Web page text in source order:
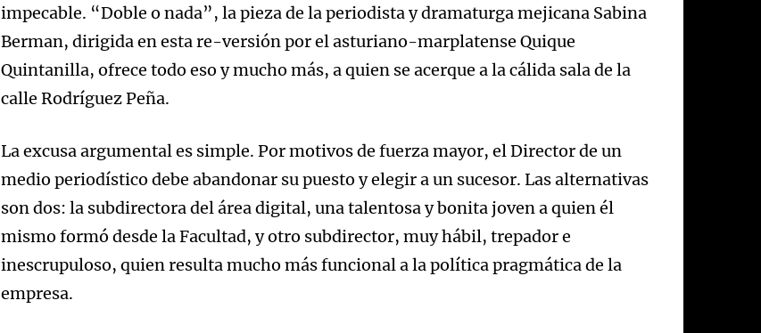
impecable. “Doble o nada”, la pieza de la periodista y dramaturga mejicana Sabina
Berman, dirigida en esta re-versión por el asturiano-marplatense Quique
Quintanilla, ofrece todo eso y mucho más, a quien se acerque a la cálida sala de la
calle Rodríguez Peña.
La excusa argumental es simple. Por motivos de fuerza mayor, el Director de un
medio periodístico debe abandonar su puesto y elegir a un sucesor. Las alternativas
son dos: la subdirectora del área digital, una talentosa y bonita joven a quien él
mismo formó desde la Facultad, y otro subdirector, muy hábil, trepador e
inescrupuloso, quien resulta mucho más funcional a la política pragmática de la
empresa.